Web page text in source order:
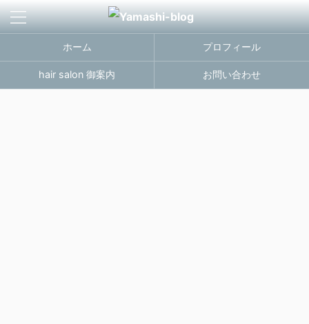
ホーム プロフィール
hair salon 御案内 お問い合わせ